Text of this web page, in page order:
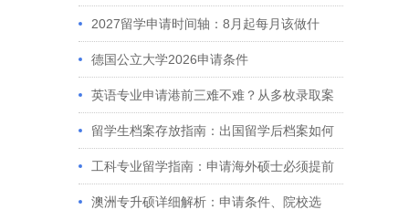
2027留学申请时间轴：8月起每月该做什
么？英、美、澳、港申请全攻略
德国公立大学2026申请条件
英语专业申请港前三难不难？从多枚录取案
例看港大、港中文申请要求
留学生档案存放指南：出国留学后档案如何
处理？留学服务中心常见问题解答
工科专业留学指南：申请海外硕士必须提前
准备的4件事
澳洲专升硕详细解析：申请条件、院校选